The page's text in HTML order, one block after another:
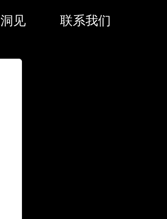
洞见 联系我们